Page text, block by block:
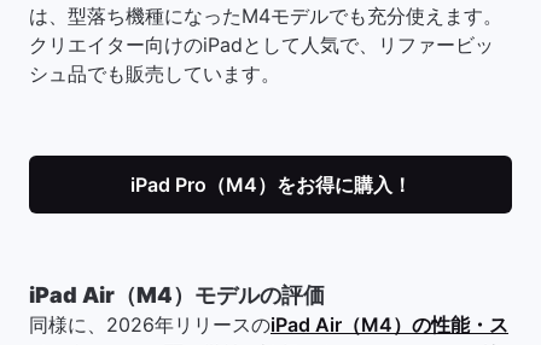
は、型落ち機種になったM4モデルでも充分使えます。
クリエイター向けのiPadとして人気で、リファービッ
シュ品でも販売しています。
iPad Pro（M4）をお得に購入！
iPad Air（M4）モデルの評価
同様に、2026年リリースのiPad Air（M4）の性能・ス